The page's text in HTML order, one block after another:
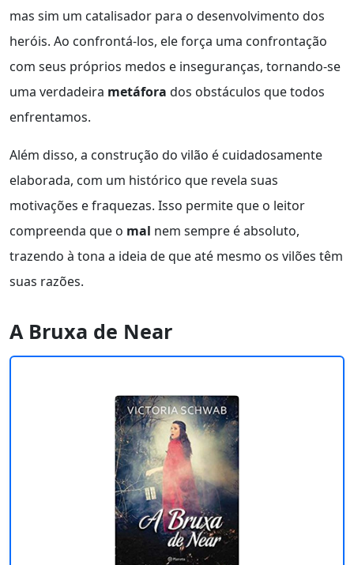
mas sim um catalisador para o desenvolvimento dos
heróis. Ao confrontá-los, ele força uma confrontação
com seus próprios medos e inseguranças, tornando-se
uma verdadeira metáfora dos obstáculos que todos
enfrentamos.
Além disso, a construção do vilão é cuidadosamente
elaborada, com um histórico que revela suas
motivações e fraquezas. Isso permite que o leitor
compreenda que o mal nem sempre é absoluto,
trazendo à tona a ideia de que até mesmo os vilões têm
suas razões.
A Bruxa de Near